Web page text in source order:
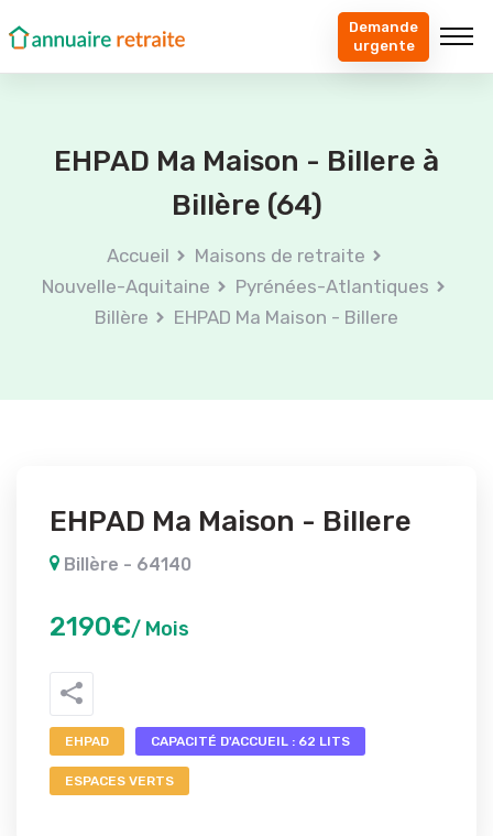
Demande
urgente
EHPAD Ma Maison - Billere à
Billère (64)
Accueil
Maisons de retraite
Nouvelle-Aquitaine
Pyrénées-Atlantiques
Billère
EHPAD Ma Maison - Billere
EHPAD Ma Maison - Billere
Billère - 64140
2190€/ Mois
EHPAD CAPACITÉ D'ACCUEIL : 62 LITS
ESPACES VERTS